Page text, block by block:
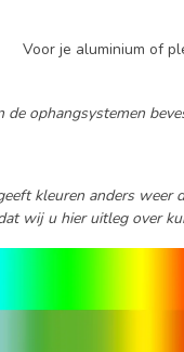
Voor je aluminium of
ophangsystemen
kleuren anders
wij u hier uitleg over